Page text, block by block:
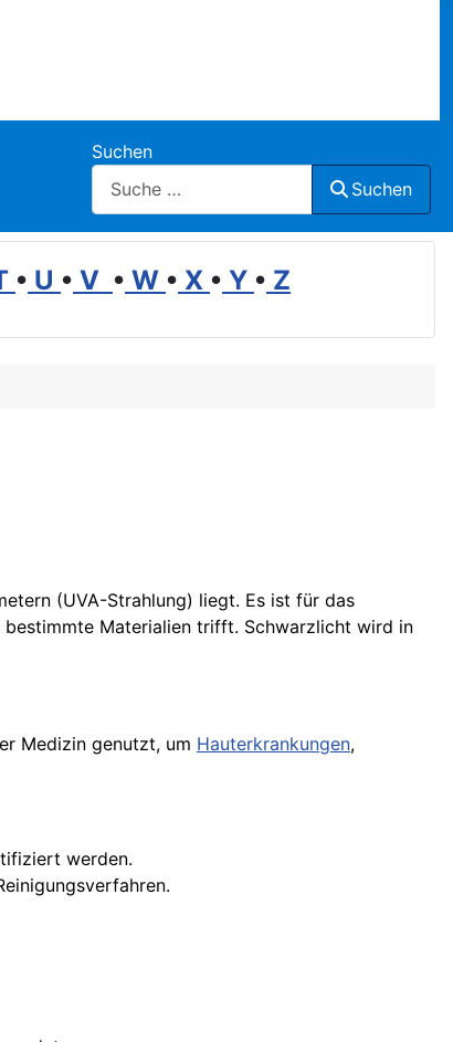
Suchen
Suchen
• U • V • W • X • Y • Z
(UVA-Strahlung) liegt. Es ist für das
Materialien trifft. Schwarzlicht wird in
Medizin genutzt, um Hauterkrankungen,
werden.